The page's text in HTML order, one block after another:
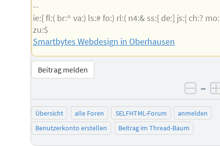
--
ie:{ fl:( br:^ va:) ls:# fo:) rl:( n4:& ss:{ de:] js:| ch:?
zu:$
Smartbytes Webdesign in Oberhausen
Beitrag melden
–
Übersicht alle Foren SELFHTML-Forum
anmelden
Benutzerkonto erstellen
Beitrag im Thread-Baum